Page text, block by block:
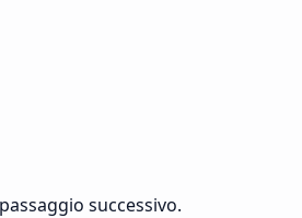
successivo.